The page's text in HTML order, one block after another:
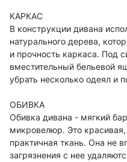
КАРКАС
В конструкции дивана
натурального дерева,
и прочность каркаса. Под
вместительный бельевой
убрать несколько одеял и
ОБИВКА
Обивка дивана - мягкий
микровелюр. Это красивая,
практичная ткань. Она не
загрязнения с нее